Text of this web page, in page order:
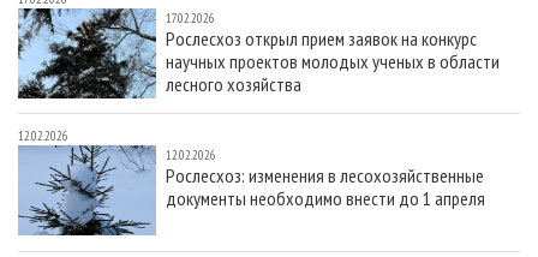
17.02.2026
Рослесхоз открыл прием заявок на конкурс
научных проектов молодых ученых в области
лесного хозяйства
12.02.2026
12.02.2026
Рослесхоз: изменения в лесохозяйственные
документы необходимо внести до 1 апреля